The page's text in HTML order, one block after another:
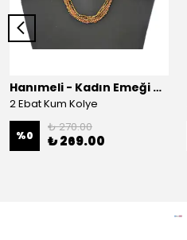
Hanımeli - Kadın Emeği Çarşısı
2 Ebat Kum Kolye
%0
₺ 270.00
₺ 269.00